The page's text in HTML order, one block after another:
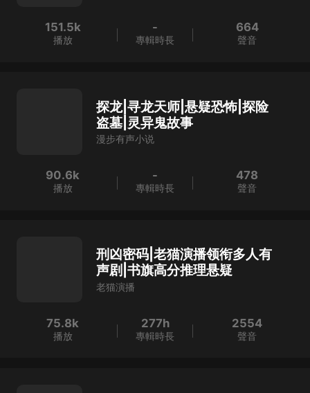
151.5k
播放
-
專輯時長
664
聲音
探龙|寻龙天师|悬疑恐怖|探险
盗墓|灵异鬼故事
漫步有声小说
90.6k
播放
-
專輯時長
478
聲音
刑凶密码|老猫演播领衔多人有
声剧|书旗高分推理悬疑
老猫演播
75.8k
播放
277h
專輯時長
2554
聲音